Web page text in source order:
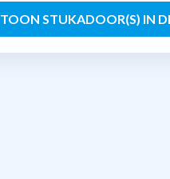
TOON STUKADOOR(S) IN